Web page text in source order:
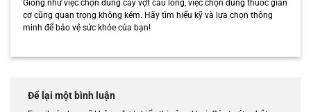
Giống như việc chọn đúng cây vợt cầu lông, việc chọn đúng thuốc giãn
cơ cũng quan trọng không kém. Hãy tìm hiểu kỹ và lựa chọn thông
minh để bảo vệ sức khỏe của bạn!
Để lại một bình luận